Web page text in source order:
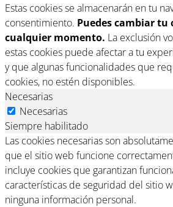
Estas cookies se almacenarán en tu
consentimiento. Puedes cambiar
cualquier momento. La exclusión
estas cookies puede afectar a tu
y que algunas funcionalidades que
cookies, no estén disponibles.
Necesarias
Necesarias
Siempre habilitado
Las cookies necesarias son
que el sitio web funcione
incluye cookies que garantizan
características de seguridad del sitio
ninguna información personal.